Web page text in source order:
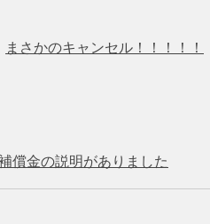
まさかのキャンセル！！！！！
償金の説明がありました